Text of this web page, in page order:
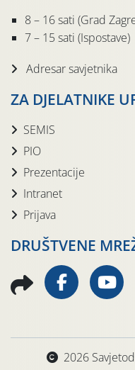
8 – 16 sati (Grad
7 – 15 sati (Ispostave)
Adresar savjetnika
ZA DJELATNIKE
SEMIS
PIO
Prezentacije
Intranet
Prijava
DRUŠTVENE
2026